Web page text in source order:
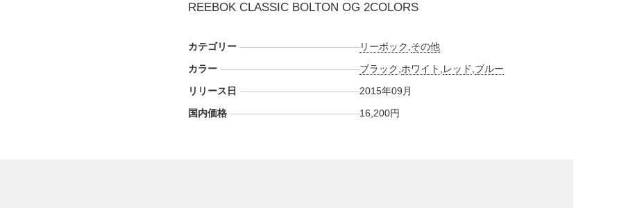
REEBOK CLASSIC BOLTON OG 2COLORS
カテゴリー リーボック その他
カラー
ブラック ホワイト レッド ブルー
リリース日
2015年09月
国内価格
16,200円